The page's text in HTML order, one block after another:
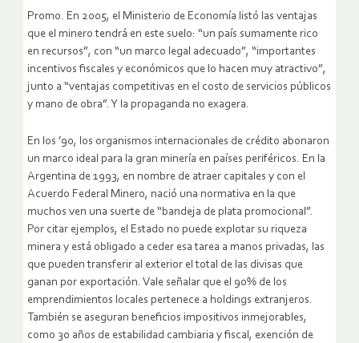
Promo. En 2005, el Ministerio de Economía listó las ventajas
que el minero tendrá en este suelo: “un país sumamente rico
en recursos”, con “un marco legal adecuado”, “importantes
incentivos fiscales y económicos que lo hacen muy atractivo”,
junto a “ventajas competitivas en el costo de servicios públicos
y mano de obra”. Y la propaganda no exagera.
En los ’90, los organismos internacionales de crédito abonaron
un marco ideal para la gran minería en países periféricos. En la
Argentina de 1993, en nombre de atraer capitales y con el
Acuerdo Federal Minero, nació una normativa en la que
muchos ven una suerte de “bandeja de plata promocional”.
Por citar ejemplos, el Estado no puede explotar su riqueza
minera y está obligado a ceder esa tarea a manos privadas, las
que pueden transferir al exterior el total de las divisas que
ganan por exportación. Vale señalar que el 90% de los
emprendimientos locales pertenece a holdings extranjeros.
También se aseguran beneficios impositivos inmejorables,
como 30 años de estabilidad cambiaria y fiscal, exención de